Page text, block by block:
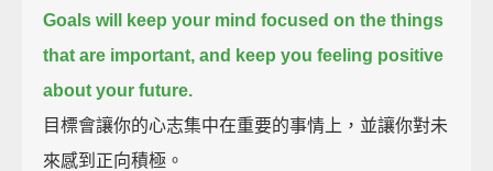
Goals will keep your mind focused on the things
that are important, and keep you feeling positive
about your future.
目標會讓你的心志集中在重要的事情上，並讓你對未
來感到正向積極。